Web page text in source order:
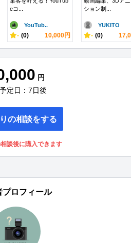
eコ...
YouTub..
- (0) 10,000円
ション制...
YUKITO
- (0)
円
定日：7日後
の相談をする
談後に購入できます
プロフィール